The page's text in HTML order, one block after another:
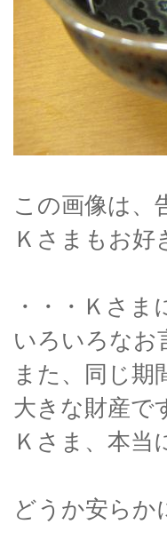
この画像は、
Ｋさまもお好
・・・Ｋさ
いろいろなお
また、同じ期
大きな財産で
Ｋさま、本
どうか安らか